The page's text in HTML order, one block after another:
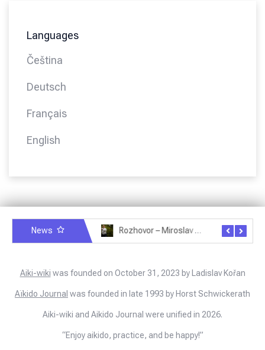
Languages
Čeština
Deutsch
Français
English
News
Aiki-wiki was founded on October 31, 2023 by Ladislav Kořan
Aïkido Journal was founded in late 1993 by Horst Schwickerath
Aiki-wiki and Aikido Journal were unified in 2026.
“Enjoy aikido, practice, and be happy!”